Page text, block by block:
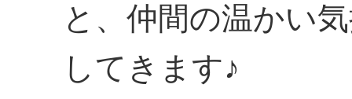
と、仲間の温かい
してきます♪